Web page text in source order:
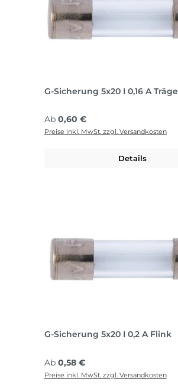
G-Sicherung 5x20 I 0,16 A Träge
Regulärer Preis:
Ab 0,60 €
Preise inkl. MwSt. zzgl. Versandkosten
Details
G-Sicherung 5x20 I 0,2 A Flink
Regulärer Preis:
Ab 0,58 €
Preise inkl. MwSt. zzgl. Versandkosten